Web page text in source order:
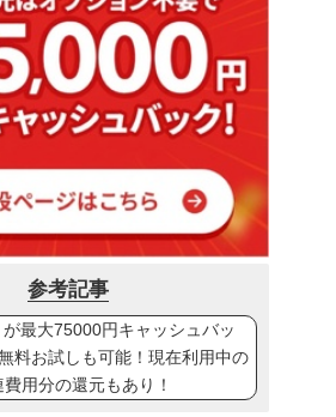
参考記事
が最大75000円キャッシュバッ
料お試しも可能！現在利用中の
用分の還元もあり！